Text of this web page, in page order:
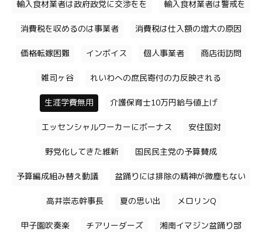
輸入食材業者は政府政党に交渉をを 輸入食材業者は警戒を
消費税を収めるのは事業者 消費税は仕入額の増大の原因
価格転嫁困難 インボイス 個人事業者 商店街訪問
雑司ヶ谷 れいわへの庶民寄付の力反映される
生涯学費無用 介護保育士10万円給与値上げ
エッセンシャルワーカーにボーナス 安住国対
野党化してきた維新 国民民主党の予算賛成
予算編成組み替え動議 盆踊りには排除の精神が微塵もない
高井崇志幹事長 夏の思い出 メロリンQ
甲子園吹奏楽 チアリーダーズ 湘南イマジン盆踊り部